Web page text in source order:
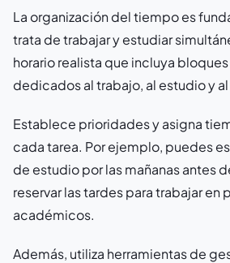
La organización del tiempo es
trata de trabajar y estudiar
horario realista que incluya
dedicados al trabajo, al estudio y
Establece prioridades y asigna
cada tarea. Por ejemplo, puedes
de estudio por las mañanas antes
reservar las tardes para trabajar en
académicos.
Además, utiliza herramientas de